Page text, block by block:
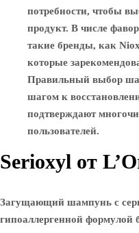
потребности, чтобы
продукт. В числе
такие бренды, как
которые
Правильный выбор
шагом к
подтверждают
пользователей.
Serioxyl от
Загущающий шампунь с
гипоаллергенной